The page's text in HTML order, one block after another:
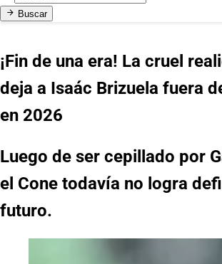
Buscar
¡Fin de una era! La cruel
deja a Isaác Brizuela fuera
en 2026
Luego de ser cepillado por
el Cone todavía no logra
futuro.